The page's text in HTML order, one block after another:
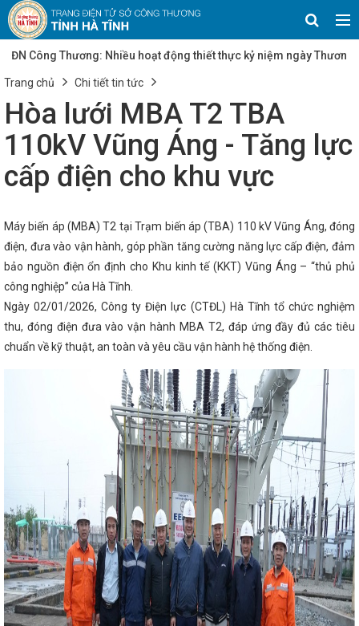
Thương: Nhiều hoạt động thiết thực kỷ niệm ngày
phương
Tạo đà thúc đẩy sản xuất công nghiệp Hà
địa bàn tỉnh Hà Tĩnh
Hơn 30 sản phẩm tiêu biểu
giới thiệu, quảng bá tại Hội chợ Triển lãm sản phẩm
Triển khai Tháng hành động về an toàn, vệ sinh lao
Tĩnh phấn đấu đến năm 2030 có 50% tòa nhà công sở
Công nghiệp Hà Tĩnh: Đà phục hồi mạnh mẽ và những
Thành kính tưởng niệm 234 năm ngày mất Hải Thượng Lãn
việc thành lập Cụm công nghiệp Lạc Thiện, với diện tích
quà Trung tâm từ thiện Thiên Ân
Triển khai các
Bí thư Tỉnh ủy Hà
đầu tư Nhật Bản vào địa bàn
Thủ tướng: Sớm
huyện
Hà Tĩnh có 2 sản phẩm được công nhận
tiêu biểu cấp quốc gia lần thứ VI - năm 2025
Hà
công 2026–2030, thúc đẩy công nghiệp nông thôn
đổi số
Để người Việt tin dùng hàng Việt (Theo Đài
Tôn vinh 108 sản phẩm CNNT tiêu biểu quốc gia
triển KT-XH giữa TP Hồ Chí Minh với Hà Tĩnh và một
10 dấu ấn nổi bật của Hà Tĩnh năm 2024
VinFast
HÀ TĨNH TRIỂN KHAI CHƯƠNG TRÌNH HÀNH ĐỘNG
DÙNG BỀN VỮNG GIAI ĐOẠN 2026 - 2030
Hà Tĩnh
Đại tiệc của âm thanh, ánh sáng -
Kinh tế Hà Tĩnh 3 tháng đầu năm tiếp tục xu
hội điều chỉnh cơ cấu Chính phủ nhiệm kỳ 2021-2026
Hội nghị Trung ương 13 của Tổng Bí thư Tô Lâm
thúc tốt đẹp chuyến thăm cấp Nhà nước đến Ấn Độ
chính quyền địa phương và họp phiên bế mạc
thép VinMetal tại Hà Tĩnh, đầu tư 10.000 tỷ đồng
giữ chức Phó Chủ tịch UBND tỉnh Hà Tĩnh
Bế mạc
hội điểm Công đoàn Công ty cổ phần Phát triển công
Hà Tĩnh
Khai mạc Hội chợ Quốc tế Hàng lang kinh tế
Phiên họp thường kỳ UBND tỉnh tháng 9/2025
- Nghệ Tĩnh công suất 100 triệu lít/năm
Hà Tĩnh
bá sản phẩm tại Hội chợ quốc tế Thương mại, Du
Tây (EWEC) - Đà Nẵng 2024
Hội đàm giữa Bộ
Trang chủ Chi tiết tin tức
Hòa lưới MBA T2 TBA
110kV Vũng Áng - Tăng lực
cấp điện cho khu vực
Máy biến áp (MBA) T2 tại Trạm biến áp (TBA) 110 kV Vũng Áng, đóng
điện, đưa vào vận hành, góp phần tăng cường năng lực cấp điện, đảm
bảo nguồn điện ổn định cho Khu kinh tế (KKT) Vũng Áng – “thủ phủ
công nghiệp” của Hà Tĩnh.
Ngày 02/01/2026, Công ty Điện lực (CTĐL) Hà Tĩnh tổ chức nghiệm
thu, đóng điện đưa vào vận hành MBA T2, đáp ứng đầy đủ các tiêu
chuẩn về kỹ thuật, an toàn và yêu cầu vận hành hệ thống điện.